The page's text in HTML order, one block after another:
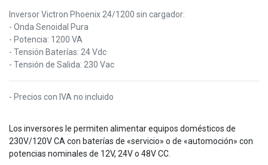
Inversor Victron Phoenix 24/1200 sin cargador:
- Onda Senoidal Pura
- Potencia: 1200 VA
- Tensión Baterías: 24 Vdc
- Tensión de Salida: 230 Vac
- Precios con IVA no incluido
Los inversores le permiten alimentar equipos domésticos de
230V/120V CA con baterías de «servicio» o de «automoción» con
potencias nominales de 12V, 24V o 48V CC.